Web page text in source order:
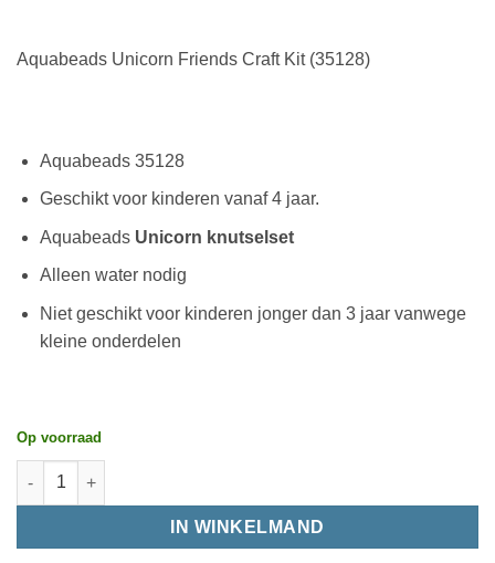
Aquabeads Unicorn Friends Craft Kit (35128)
Aquabeads 35128
Geschikt voor kinderen vanaf 4 jaar.
AquabeadsUnicorn knutselset
Alleen water nodig
Niet geschikt voor kinderen jonger dan 3 jaar vanwege
kleine onderdelen
Op voorraad
IN WINKELMAND